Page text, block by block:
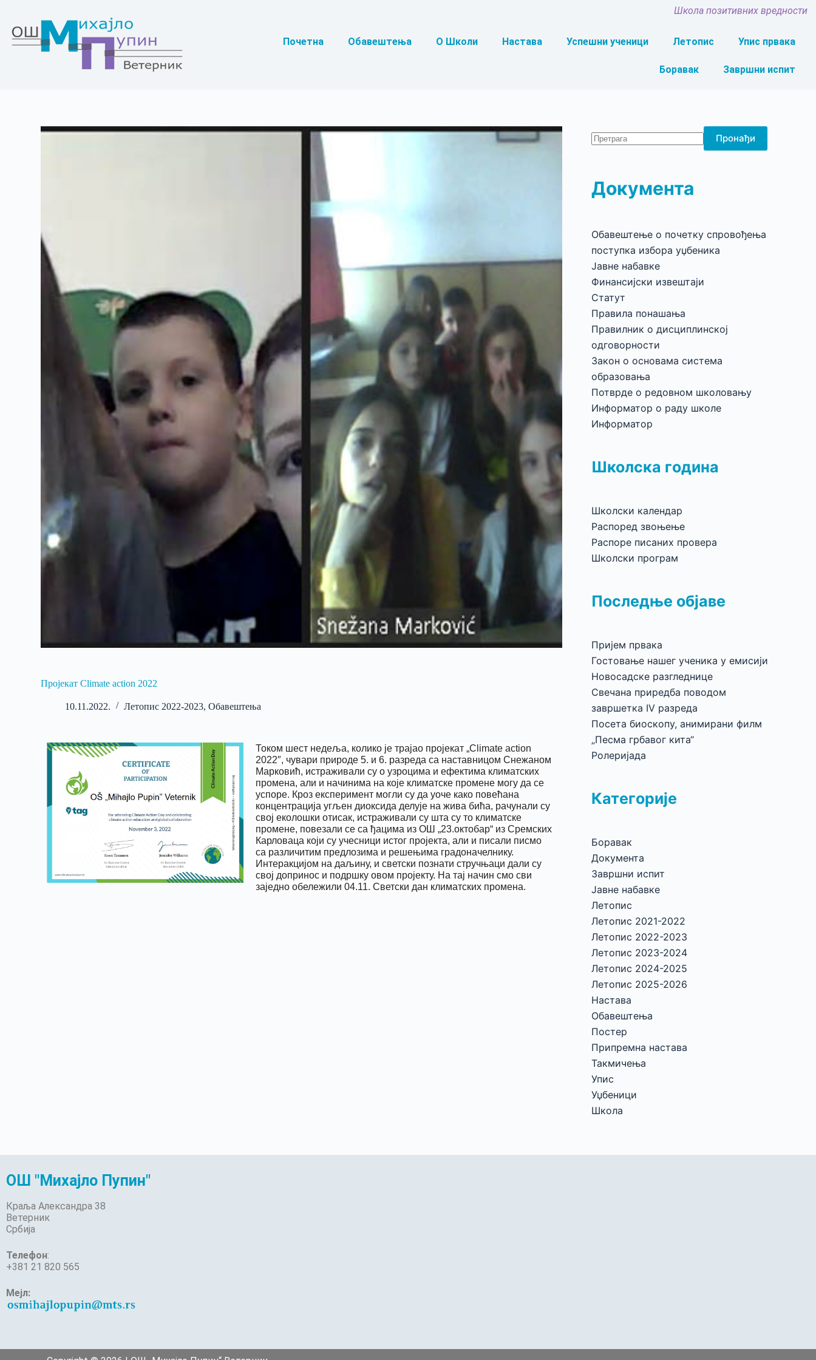
Школа позитивних вредности
Почетна Обавештења О Школи Настава Успешни ученици Летопис Упис првака
Боравак Завршни испит
Пројекат Climate action 2022
10.11.2022. Летопис 2022-2023,Обавештења
Током шест недеља, колико је трајао пројекат „Climate action
2022″, чувари природе 5. и 6. разреда са наставницом Снежаном
Марковић, истраживали су о узроцима и ефектима климатских
промена, али и начинима на које климатске промене могу да се
успоре. Кроз експеримент могли су да уоче како повећана
концентрација угљен диоксида делује на жива бића, рачунали су
свој еколошки отисак, истраживали су шта су то климатске
промене, повезали се са ђацима из ОШ „23.октобар“ из Сремских
Карловаца који су учесници истог пројекта, али и писали писмо
са различитим предлозима и решењима градоначелнику.
Интеракцијом на даљину, и светски познати стручњаци дали су
свој допринос и подршку овом пројекту. На тај начин смо сви
заједно обележили 04.11. Светски дан климатских промена.
Пронађи
Документа
Обавештење о почетку спровођења
поступка избора уџбеника
Јавне набавке
Финансијски извештаји
Статут
Правила понашања
Правилник о дисциплинској
одговорности
Закон о основама система
образовања
Потврде о редовном школовању
Информатор о раду школе
Информатор
Школска година
Школски календар
Распоред звоњење
Распоре писаних провера
Школски програм
Последње објаве
Пријем првака
Гостовање нашег ученика у емисији
Новосадске разгледнице
Свечана приредба поводом
завршетка IV разреда
Посета биоскопу, анимирани филм
„Песма грбавог кита“
Ролеријада
Категорије
Боравак
Документа
Завршни испит
Јавне набавке
Летопис
Летопис 2021-2022
Летопис 2022-2023
Летопис 2023-2024
Летопис 2024-2025
Летопис 2025-2026
Настава
Обавештења
Постер
Припремна настава
Такмичења
Упис
Уџбеници
Школа
ОШ "Михајло Пупин"
Краља Александра 38
Ветерник
Србија
Телефон:
+381 21 820 565
Мејл: